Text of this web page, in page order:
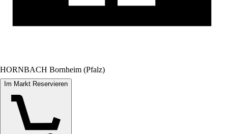
HORNBACH Bornheim (Pfalz)
Im Markt Reservieren